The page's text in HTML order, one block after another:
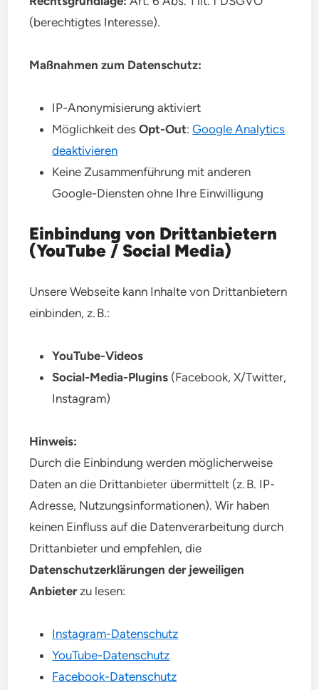
(berechtigtes Interesse).
Maßnahmen zum Datenschutz:
IP-Anonymisierung aktiviert
Möglichkeit desOpt-Out:Google Analytics
deaktivieren
Keine Zusammenführung mit anderen
Google-Diensten ohne Ihre Einwilligung
Einbindung von Drittanbietern
(YouTube / Social Media)
Unsere Webseite kann Inhalte von Drittanbietern
einbinden, z. B.:
YouTube-Videos
Social-Media-Plugins (Facebook, X/Twitter,
Instagram)
Hinweis:
Durch die Einbindung werden möglicherweise
Daten an die Drittanbieter übermittelt (z. B. IP-
Adresse, Nutzungsinformationen). Wir haben
keinen Einfluss auf die Datenverarbeitung durch
Drittanbieter und empfehlen, die
Datenschutzerklärungen der jeweiligen
Anbieterzu lesen:
Instagram-Datenschutz
YouTube-Datenschutz
Facebook-Datenschutz